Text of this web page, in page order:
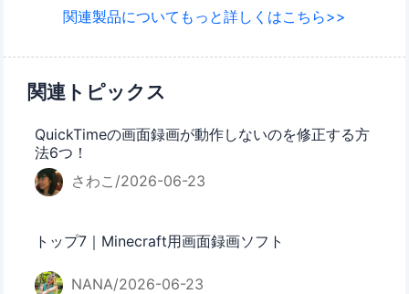
関連製品についてもっと詳しくはこちら>>
関連トピックス
QuickTimeの画面録画が動作しないのを修正する方
法6つ！
さわこ/2026-06-23
トップ7｜Minecraft用画面録画ソフト
NANA/2026-06-23